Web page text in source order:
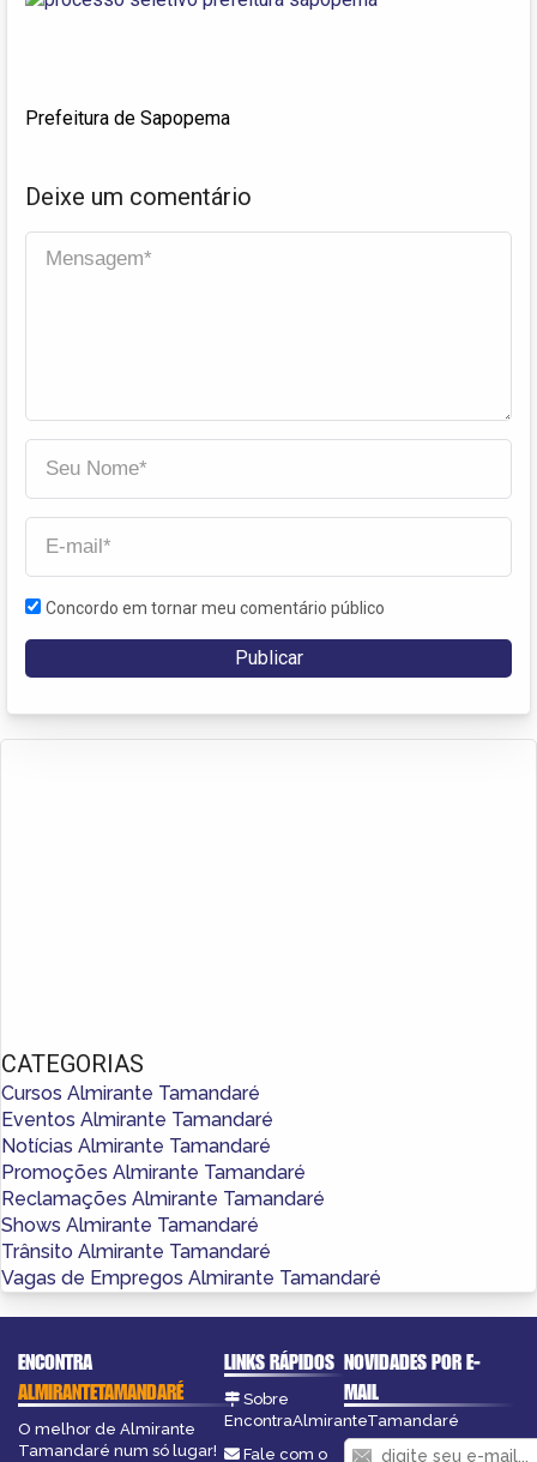
Prefeitura de Sapopema
Deixe um comentário
Concordo em tornar meu comentário público
CATEGORIAS
Cursos Almirante Tamandaré
Eventos Almirante Tamandaré
Notícias Almirante Tamandaré
Promoções Almirante Tamandaré
Reclamações Almirante Tamandaré
Shows Almirante Tamandaré
Trânsito Almirante Tamandaré
Vagas de Empregos Almirante Tamandaré
ENCONTRA
ALMIRANTETAMANDARÉ
O melhor de Almirante
Tamandaré num só lugar!
LINKS RÁPIDOS
Sobre
EncontraAlmiranteTamandaré
Fale com o
NOVIDADES POR E-
MAIL